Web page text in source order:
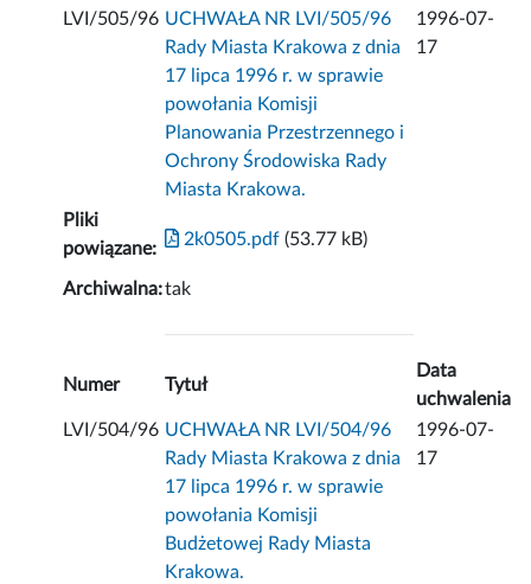
LVI/505/96 UCHWAŁA NR LVI/505/96
Rady Miasta Krakowa z dnia
17 lipca 1996 r. w sprawie
powołania Komisji
Planowania Przestrzennego i
Ochrony Środowiska Rady
Miasta Krakowa.
1996-07-
17
Pliki
powiązane:
2k0505.pdf (53.77 kB)
Archiwalna:tak
Numer Tytuł
Data
uchwalenia
LVI/504/96 UCHWAŁA NR LVI/504/96
Rady Miasta Krakowa z dnia
17 lipca 1996 r. w sprawie
powołania Komisji
Budżetowej Rady Miasta
Krakowa.
1996-07-
17